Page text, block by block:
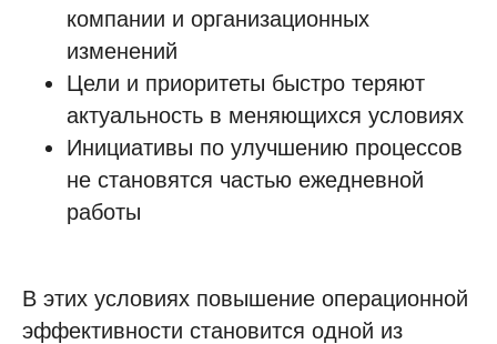
компании и организационных
изменений
Цели и приоритеты быстро теряют
актуальность в меняющихся условиях
Инициативы по улучшению процессов
не становятся частью ежедневной
работы
В этих условиях повышение операционной
эффективности становится одной из